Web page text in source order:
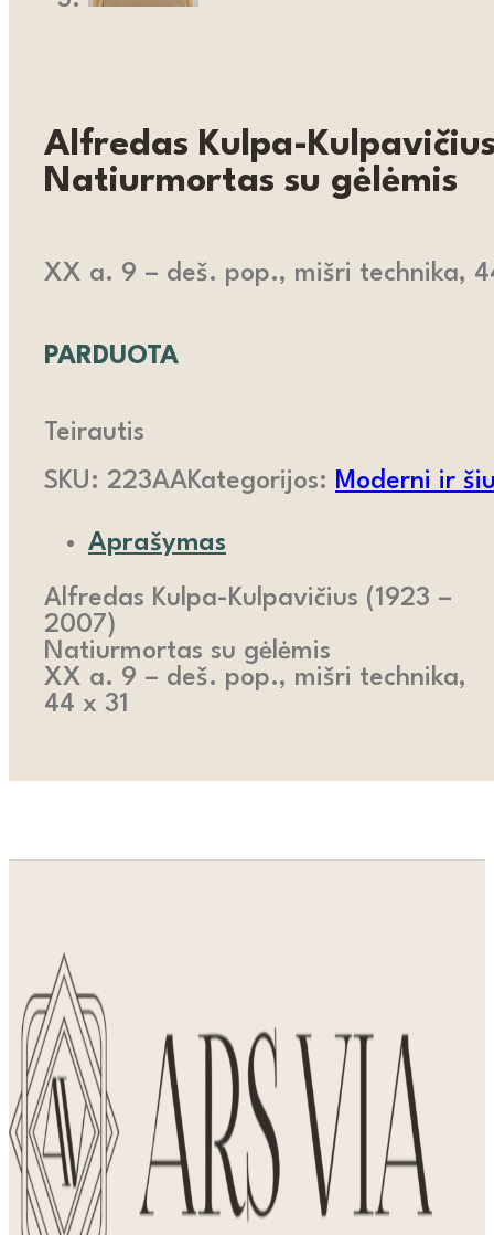
Alfredas Kulpa-
Natiurmortas su gėlėmis
XX a. 9 – deš. pop., mišri technika,
PARDUOTA
Teirautis
SKU: 223AAKategorijos: Moderni ir
Aprašymas
Alfredas Kulpa-Kulpavičius (1923 –
2007)
Natiurmortas su gėlėmis
XX a. 9 – deš. pop., mišri technika,
44 x 31